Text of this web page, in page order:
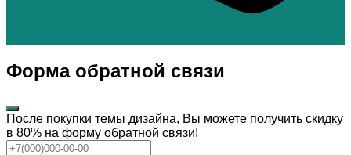
Форма обратной связи
После покупки темы дизайна, Вы можете получить скидку
в 80% на форму обратной связи!